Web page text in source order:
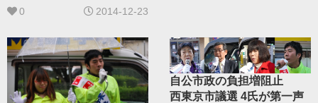
0 2014-12-23
自公市政の負担増阻止
西東京市議選 4氏が第一声